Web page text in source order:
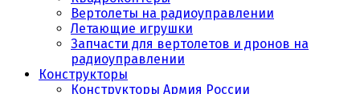
Вертолеты на радиоуправлении
Летающие игрушки
Запчасти для вертолетов и дронов на
радиоуправлении
Конструкторы
Конструкторы Армия России